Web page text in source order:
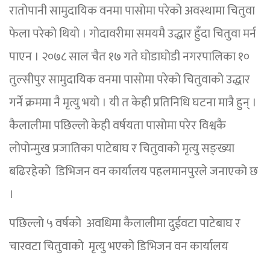
रातोपानी सामुदायिक वनमा पासोमा परेको अवस्थामा चितुवा
फेला परेको थियो । गोदावरीमा समयमै उद्धार हुँदा चितुवा मर्न
पाएन । २०७८ साल चैत १७ गते घोडाघोडी नगरपालिका १०
तुल्सीपुर सामुदायिक वनमा पासोमा परेको चितुवाको उद्धार
गर्ने क्रममा नै मृत्यु भयो । यी त केही प्रतिनिधि घटना मात्रै हुन् ।
कैलालीमा पछिल्लो केही वर्षयता पासोमा परेर विश्वकै
लोपोन्मुख प्रजातिका पाटेबाघ र चितुवाको मृत्यु सङ्ख्या
बढिरहेको डिभिजन वन कार्यालय पहलमानपुरले जनाएको छ
।
पछिल्लो ५ वर्षको अवधिमा कैलालीमा दुईवटा पाटेबाघ र
चारवटा चितुवाको मृत्यु भएको डिभिजन वन कार्यालय